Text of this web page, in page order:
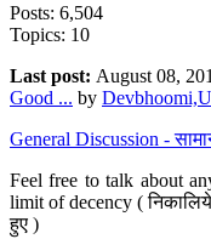
Posts: 6,504
Topics: 10
Last post: August 08,
Good ... by
General Discussion -
Feel free to talk about
limit of decency (
हुए )